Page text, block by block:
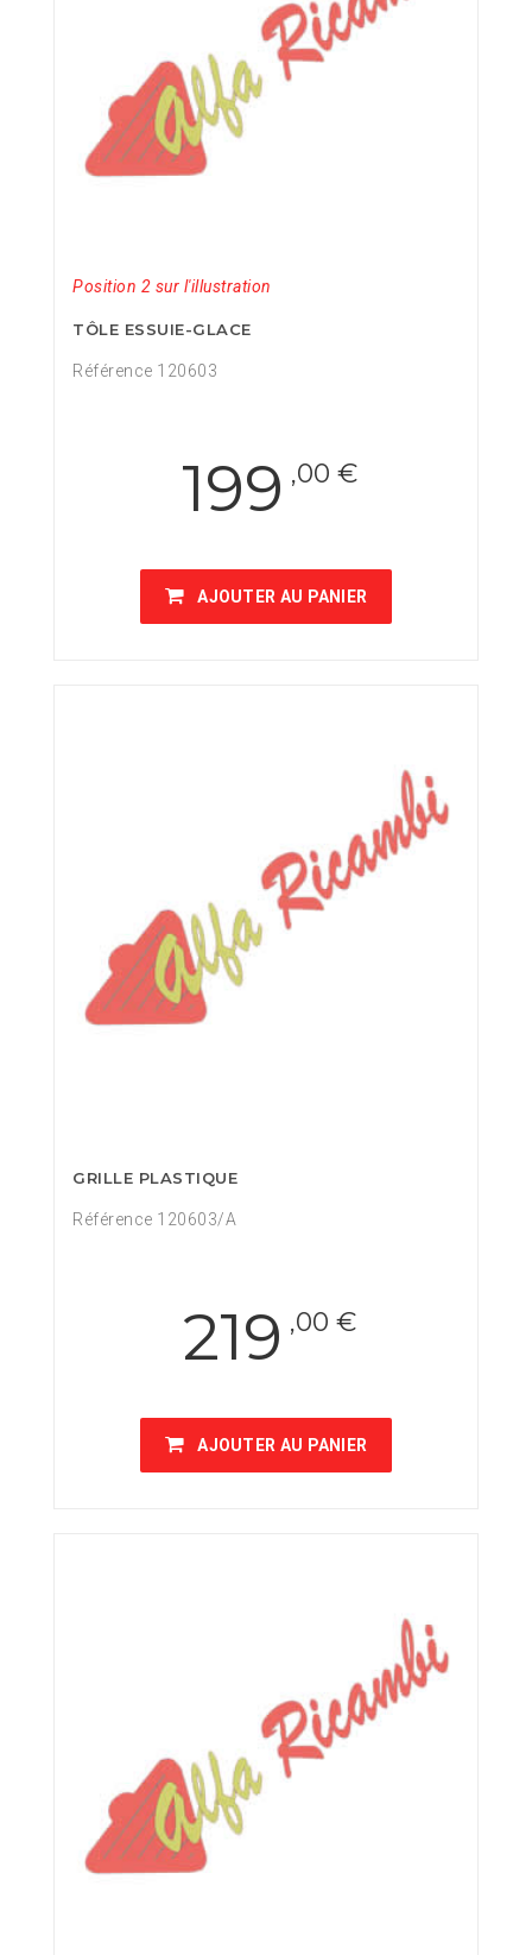
Position 2 sur l'illustration
TÔLE ESSUIE-GLACE
Référence 120603
199 ,00 €
AJOUTER AU PANIER
GRILLE PLASTIQUE
Référence 120603/A
219 ,00 €
AJOUTER AU PANIER